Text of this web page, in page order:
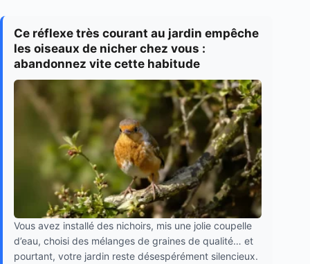
Ce réflexe très courant au jardin empêche
les oiseaux de nicher chez vous :
abandonnez vite cette habitude
Vous avez installé des nichoirs, mis une jolie coupelle
d’eau, choisi des mélanges de graines de qualité… et
pourtant, votre jardin reste désespérément silencieux.